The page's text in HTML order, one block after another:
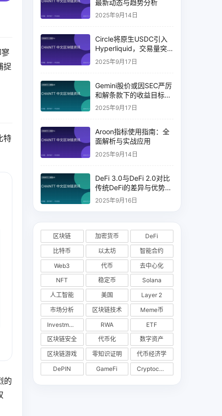
捉
特
的
最新动态与趋势分析
2025年9月14日
Circle将原生USDC引入
Hyperliquid，交易量突
破币安14%
2025年9月17日
Gemini股价或因SEC严厉
和解条款下的收益目标破
灭而下跌
2025年9月17日
Aroon指标使用指南：全
面解析与实战应用
2025年9月14日
DeFi 3.0与DeFi 2.0对比
传统DeFi的差异与优势分
析
2025年9月16日
区块链 加密货币
DeFi
比特币
以太坊
智能合约
Web3
代币
去中心化
NFT
稳定币
Solana
人工智能
美国
Layer 2
市场分析
区块链技术
Meme币
Investments
RWA
ETF
区块链安全
代币化
数字资产
区块链游戏
零知识证明
代币经济学
DePIN
GameFi Cryptocurrency Exchange